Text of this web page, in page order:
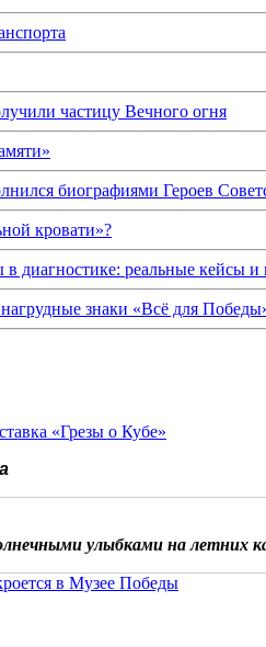
частицу Вечного огня
биографиями Героев
кровати»?
диагностике: реальные кейсы
знаки «Всё для
«Грезы о Кубе»
улыбками на летних
в Музее Победы